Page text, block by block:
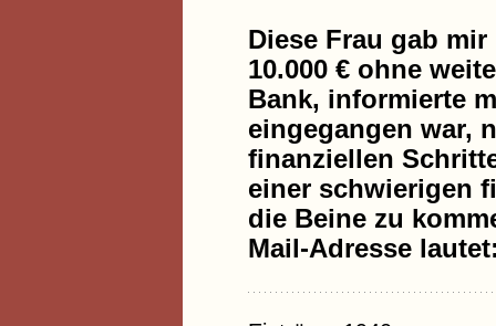
Diese Frau gab
10.000 € ohne
Bank, informierte
eingegangen war,
finanziellen
einer schwierigen
die Beine zu
Mail-Adresse